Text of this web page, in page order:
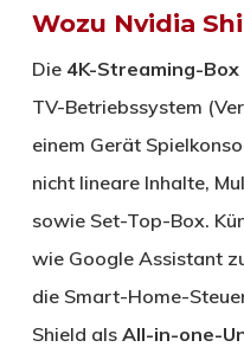
Wozu Nvidia
Die 4K-Streaming-Box
TV-Betriebssystem
einem Gerät
nicht lineare Inhalte,
sowie Set-Top-Box.
wie Google Assistant
die Smart-Home-
Shield als All-in-one-